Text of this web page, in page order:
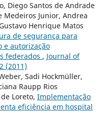
Diego Santos de Andrade
Medeiros Junior, Andrea
Henrique Matos
de segurança para
e autorização
federados , Journal of
(2011)
Sadi Hockmüller,
Raupp Rios
Loreto, Implementação
eficiência em hospital